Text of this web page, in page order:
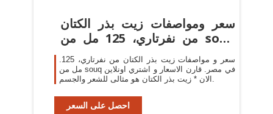
سعر ومواصفات زيت بذر الكتان
من نفرتاري، 125 مل من souq
فى.سعر و مواصفات زيت بذر الكتان من نفرتاري، 125
مل من souq في مصر. قارن الاسعار و اشتري اونلاين
الان * زيت بذر الكتان هو مثالى للشعر والجسم.
احصل على السعر